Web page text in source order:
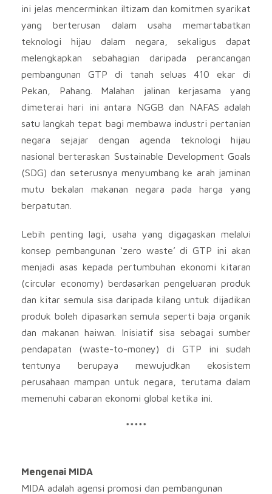
ini jelas mencerminkan iltizam dan komitmen syarikat
yang berterusan dalam usaha memartabatkan
teknologi hijau dalam negara, sekaligus dapat
melengkapkan sebahagian daripada perancangan
pembangunan GTP di tanah seluas 410 ekar di
Pekan, Pahang. Malahan jalinan kerjasama yang
dimeterai hari ini antara NGGB dan NAFAS adalah
satu langkah tepat bagi membawa industri pertanian
negara sejajar dengan agenda teknologi hijau
nasional berteraskan Sustainable Development Goals
(SDG) dan seterusnya menyumbang ke arah jaminan
mutu bekalan makanan negara pada harga yang
berpatutan.
Lebih penting lagi, usaha yang digagaskan melalui
konsep pembangunan ‘zero waste’ di GTP ini akan
menjadi asas kepada pertumbuhan ekonomi kitaran
(circular economy) berdasarkan pengeluaran produk
dan kitar semula sisa daripada kilang untuk dijadikan
produk boleh dipasarkan semula seperti baja organik
dan makanan haiwan. Inisiatif sisa sebagai sumber
pendapatan (waste-to-money) di GTP ini sudah
tentunya berupaya mewujudkan ekosistem
perusahaan mampan untuk negara, terutama dalam
memenuhi cabaran ekonomi global ketika ini.
*****
Mengenai MIDA
MIDA adalah agensi promosi dan pembangunan